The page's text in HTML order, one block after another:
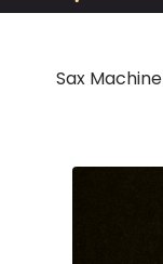
Sax Machine